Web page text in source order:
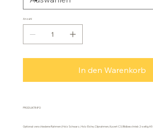
Anzahl
In den Warenkorb
PRODUKTINFO
Optional: verschiedene Rahmen (Holz Schwarz, Holz Eiche, Cliprahmen, Kuvert C3, Bildbeschrieb 2-seitig A5